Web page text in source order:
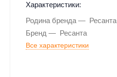
Характеристики:
Родина бренда
Ресанта
Бренд
Ресанта
Все характеристики